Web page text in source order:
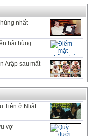
nhất
hãi hùng
Arập sau mất
Tiên ở Nhật
vợ